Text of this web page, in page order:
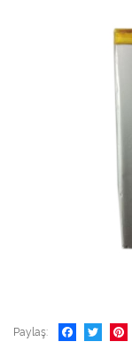
Paylaş